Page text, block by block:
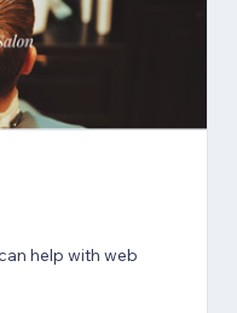
help with web